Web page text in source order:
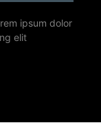
ipsum dolor
elit